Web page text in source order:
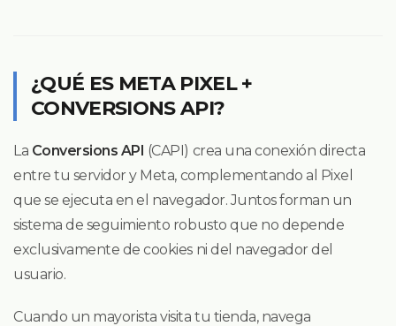
¿QUÉ ES META PIXEL +
CONVERSIONS API?
La Conversions API (CAPI) crea una conexión directa
entre tu servidor y Meta, complementando al Pixel
que se ejecuta en el navegador. Juntos forman un
sistema de seguimiento robusto que no depende
exclusivamente de cookies ni del navegador del
usuario.
Cuando un mayorista visita tu tienda, navega